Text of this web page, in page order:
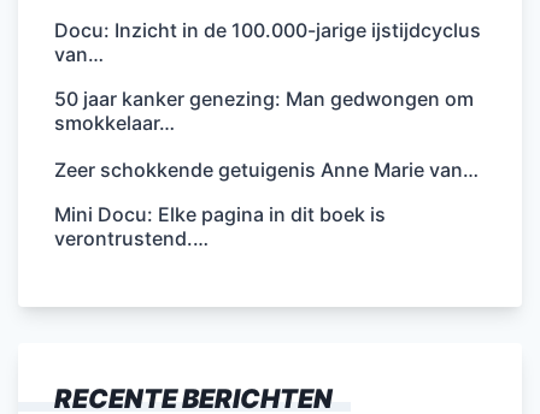
Docu: Inzicht in de 100.000-jarige ijstijdcyclus
van…
50 jaar kanker genezing: Man gedwongen om
smokkelaar…
Zeer schokkende getuigenis Anne Marie van…
Mini Docu: Elke pagina in dit boek is
verontrustend.…
RECENTE BERICHTEN